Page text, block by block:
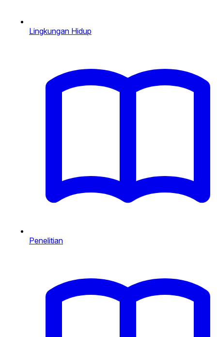
Lingkungan Hidup
Penelitian